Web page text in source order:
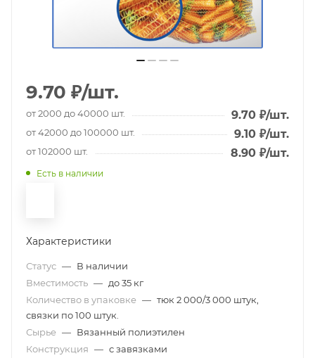
9.70 ₽/шт.
от 2000 до 40000 шт. 9.70 ₽/шт.
от 42000 до 100000 шт. 9.10 ₽/шт.
от 102000 шт. 8.90 ₽/шт.
Есть в наличии
Характеристики
Статус — В наличии
Вместимость — до 35 кг
Количество в упаковке — тюк 2 000/3 000 штук,
связки по 100 штук.
Сырье — Вязанный полиэтилен
Конструкция — с завязками